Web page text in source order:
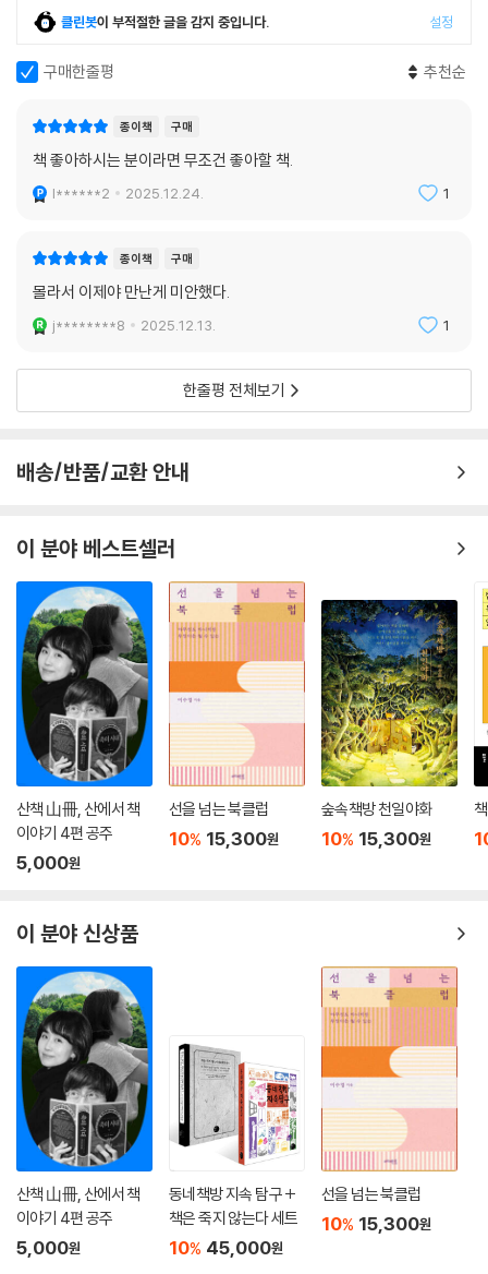
클린봇이 부적절한 글을 감지 중입니다. 설정
구매한줄평 추천순
종이책 구매
책 좋아하시는 분이라면 무조건 좋아할 책.
l******2 2025.12.24. 1
종이책 구매
몰라서 이제야 만난게 미안했다.
j********8 2025.12.13. 1
한줄평 전체보기
배송/반품/교환 안내
이 분야 베스트셀러
산책 山冊, 산에서 책
이야기 4편 공주
5,000원
선을 넘는 북클럽
10% 15,300원
숲속책방 천일야화
10% 15,300원
이 분야 신상품
산책 山冊, 산에서 책
이야기 4편 공주
5,000원
동네책방 지속 탐구 +
책은 죽지 않는다 세트
10% 45,000원
선을 넘는 북클럽
10% 15,300원